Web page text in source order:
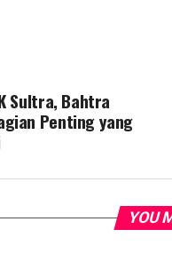
Sultra, Bahtra
Penting yang
YOU